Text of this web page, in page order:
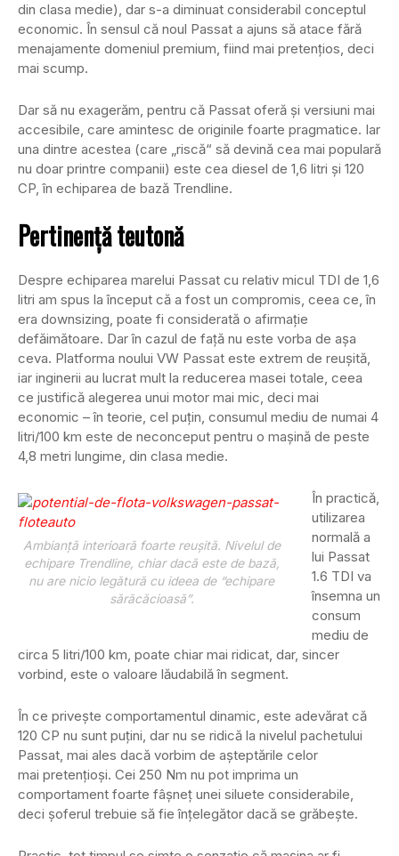
din clasa medie), dar s-a diminuat considerabil conceptul
economic. În sensul că noul Passat a ajuns să atace fără
menajamente domeniul premium, fiind mai pretenţios, deci
mai scump.
Dar să nu exagerăm, pentru că Passat oferă şi versiuni mai
accesibile, care amintesc de originile foarte pragmatice. Iar
una dintre acestea (care „riscă“ să devină cea mai populară
nu doar printre companii) este cea diesel de 1,6 litri şi 120
CP, în echiparea de bază Trendline.
Pertinenţă teutonă
Despre echiparea marelui Passat cu relativ micul TDI de 1,6
litri am spus la început că a fost un compromis, ceea ce, în
era downsizing, poate fi considerată o afirmaţie
defăimătoare. Dar în cazul de faţă nu este vorba de aşa
ceva. Platforma noului VW Passat este extrem de reuşită,
iar inginerii au lucrat mult la reducerea masei totale, ceea
ce justifică alegerea unui motor mai mic, deci mai
economic – în teorie, cel puţin, consumul mediu de numai 4
litri/100 km este de neconceput pentru o maşină de peste
4,8 metri lungime, din clasa medie.
Ambianţă interioară foarte reuşită. Nivelul de
echipare Trendline, chiar dacă este de bază,
nu are nicio legătură cu ideea de “echipare
sărăcăcioasă”.
În practică,
utilizarea
normală a
lui Passat
1.6 TDI va
însemna un
consum
mediu de
circa 5 litri/100 km, poate chiar mai ridicat, dar, sincer
vorbind, este o valoare lăudabilă în segment.
În ce priveşte comportamentul dinamic, este adevărat că
120 CP nu sunt puţini, dar nu se ridică la nivelul pachetului
Passat, mai ales dacă vorbim de aşteptările celor
mai pretenţioşi. Cei 250 Nm nu pot imprima un
comportament foarte fâşneţ unei siluete considerabile,
deci şoferul trebuie să fie înţelegător dacă se grăbeşte.